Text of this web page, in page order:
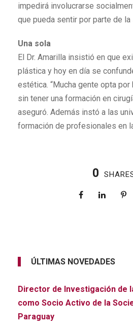
impedirá involucrarse
que pueda sentir por parte de la
Una sola
El Dr. Amarilla insistió en que
plástica y hoy en día se
estética. “Mucha gente opta
sin tener una formación en
aseguró. Además instó a las
formación de profesionales en
0
ÚLTIMAS NOVEDADES
Director de Investigación de
como Socio Activo de la
Paraguay